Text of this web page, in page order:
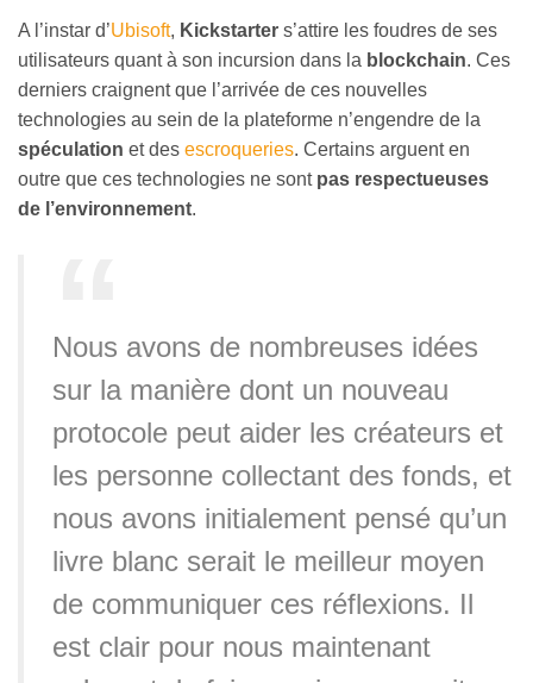
A l’instar d’Ubisoft, Kickstarter s’attire les foudres de ses
utilisateurs quant à son incursion dans la blockchain. Ces
derniers craignent que l’arrivée de ces nouvelles
technologies au sein de la plateforme n’engendre de la
spéculation et des escroqueries. Certains arguent en
outre que ces technologies ne sont pas respectueuses
de l’environnement.
Nous avons de nombreuses idées
sur la manière dont un nouveau
protocole peut aider les créateurs et
les personne collectant des fonds, et
nous avons initialement pensé qu’un
livre blanc serait le meilleur moyen
de communiquer ces réflexions. Il
est clair pour nous maintenant